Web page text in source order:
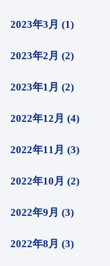
2023年3月 (1)
2023年2月 (2)
2023年1月 (2)
2022年12月 (4)
2022年11月 (3)
2022年10月 (2)
2022年9月 (3)
2022年8月 (3)